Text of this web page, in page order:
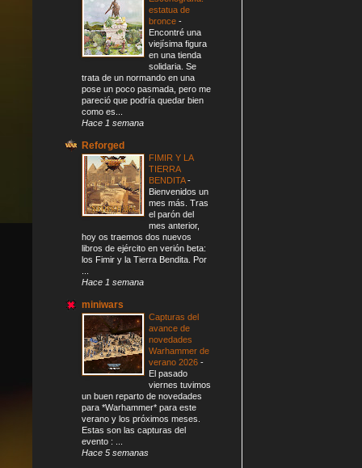
estatua de
bronce -
Encontré una
viejísima figura
en una tienda
solidaria. Se
trata de un normando en una
pose un poco pasmada, pero me
pareció que podría quedar bien
como es...
Hace 1 semana
Reforged
FIMIR Y LA
TIERRA
BENDITA-
Bienvenidos un
mes más. Tras
el parón del
mes anterior,
hoy os traemos dos nuevos
libros de ejército en verión beta:
los Fimir y la Tierra Bendita. Por
Hace 1 semana
miniwars
Capturas del
avance de
novedades
Warhammer de
verano 2026 -
El pasado
viernes tuvimos
un buen reparto de novedades
para *Warhammer* para este
verano y los próximos meses.
Estas son las capturas del
evento : ...
Hace 5 semanas